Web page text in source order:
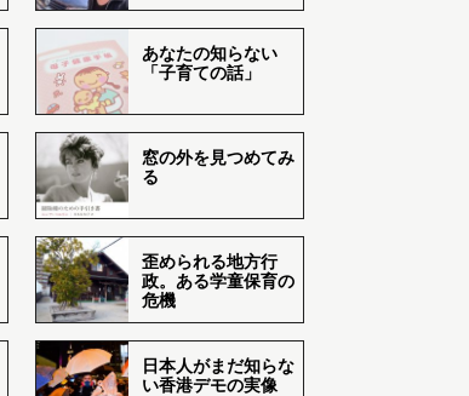
あなたの知らない
「子育ての話」
窓の外を見つめてみ
る
歪められる地方行
政。ある学童保育の
危機
日本人がまだ知らな
い香港デモの実像